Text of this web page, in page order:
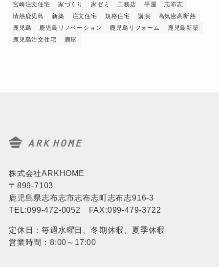
宮崎注文住宅
家づくり 家ゼミ 工務店 平屋
志布志
情熱鹿児島
新築 注文住宅 規格住宅 講演
高気密高断熱
鹿児島
鹿児島リノベーション 鹿児島リフォーム
鹿児島新築
鹿児島注文住宅
鹿屋
株式会社ARKHOME
〒899-7103
鹿児島県志布志市志布志町志布志916-3
TEL:099-472-0052 FAX:099-479-3722
定休日：毎週水曜日、冬期休暇、夏季休暇
営業時間：8:00～17:00